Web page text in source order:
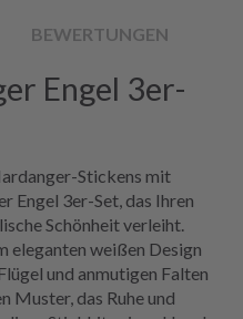
BEWERTUNGEN
Engel 3er-
Stickens mit
Engel 3er-Set, das Ihren
Schönheit verleiht.
eleganten weißen Design
und anmutigen Falten
Muster, das Ruhe und